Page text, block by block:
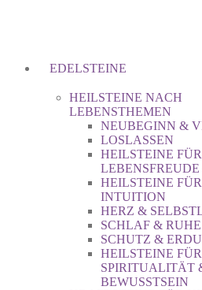
EDELSTEINE
HEILSTEINE NACH
LEBENSTHEMEN
NEUBEGINN &
LOSLASSEN
HEILSTEINE FÜR
HEILSTEINE
INTUITION
HERZ &
SCHLAF & RUHE
SCHUTZ &
HEILSTEINE FÜR
SPIRITUALITÄT
BEWUSSTSEIN